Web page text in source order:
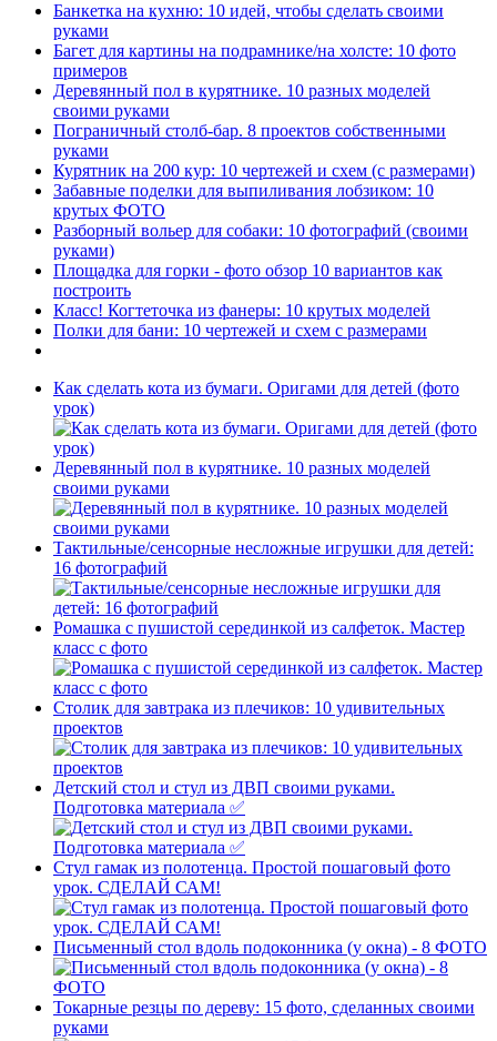
Банкетка на кухню: 10 идей, чтобы сделать своими
руками
Багет для картины на подрамнике/на холсте: 10 фото
примеров
Деревянный пол в курятнике. 10 разных моделей
своими руками
Пограничный столб-бар. 8 проектов собственными
руками
Курятник на 200 кур: 10 чертежей и схем (с размерами)
Забавные поделки для выпиливания лобзиком: 10
крутых ФОТО
Разборный вольер для собаки: 10 фотографий (своими
руками)
Площадка для горки - фото обзор 10 вариантов как
построить
Класс! Когтеточка из фанеры: 10 крутых моделей
Полки для бани: 10 чертежей и схем с размерами
Как сделать кота из бумаги. Оригами для детей (фото
урок)
Деревянный пол в курятнике. 10 разных моделей
своими руками
Тактильные/сенсорные несложные игрушки для детей:
16 фотографий
Ромашка с пушистой серединкой из салфеток. Мастер
класс с фото
Столик для завтрака из плечиков: 10 удивительных
проектов
Детский стол и стул из ДВП своими руками.
Подготовка материала ✅
Стул гамак из полотенца. Простой пошаговый фото
урок. СДЕЛАЙ САМ!
Письменный стол вдоль подоконника (у окна) - 8 ФОТО
Токарные резцы по дереву: 15 фото, сделанных своими
руками